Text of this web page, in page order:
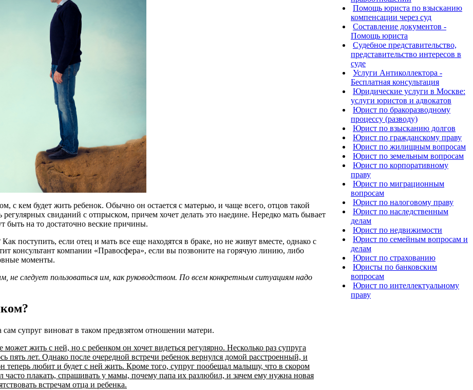
с кем будет жить ребенок. Обычно он остается с матерью, и чаще всего, отцов такой
свиданий с отпрыском, причем хочет делать это наедине. Нередко мать бывает
быть на то достаточно веские причины.
поступить, если отец и мать все еще находятся в браке, но не живут вместе, однако с
консультант компании «Правосфера», если вы позвоните на горячую линию, либо
моменты.
следует пользоваться им, как руководством. По всем конкретным ситуациям надо
супруг виноват в таком предвзятом отношении матери.
жить с ней, но с ребенком он хочет видеться регулярно. Несколько раз супруга
пять лет. Однако после очередной встречи ребенок вернулся домой расстроенный, и
теперь любит и будет с ней жить. Кроме того, супруг пообещал малышу, что в скором
часто плакать, спрашивать у мамы, почему папа их разлюбил, и зачем ему нужна новая
встречам отца и ребенка.
Помощь юриста по взысканию
компенсации через суд
Составление документов -
Помощь юриста
Судебное представительство,
представительство интересов в
суде
Услуги Антиколлектора -
Бесплатная консультация
Юридические услуги в Москве:
услуги юристов и адвокатов
Юрист по бракоразводному
процессу (разводу)
Юрист по взысканию долгов
Юрист по гражданскому праву
Юрист по жилищным вопросам
Юрист по земельным вопросам
Юрист по корпоративному
праву
Юрист по миграционным
вопросам
Юрист по налоговому праву
Юрист по наследственным
делам
Юрист по недвижимости
Юрист по семейным вопросам и
делам
Юрист по страхованию
Юристы по банковским
вопросам
Юрист по интеллектуальному
праву